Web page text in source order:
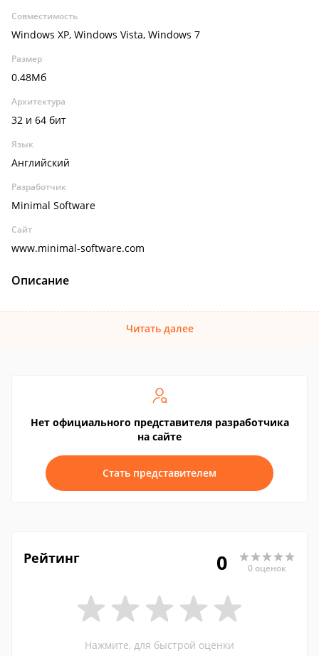
Совместимость
Windows XP, Windows Vista, Windows 7
Размер
0.48Мб
Архитектура
32 и 64 бит
Язык
Английский
Разработчик
Minimal Software
Сайт
www.minimal-software.com
Описание
Читать далее
Нет официального представителя разработчика
на сайте
Стать представителем
Рейтинг 0 0 оценок
Нажмите, для быстрой оценки